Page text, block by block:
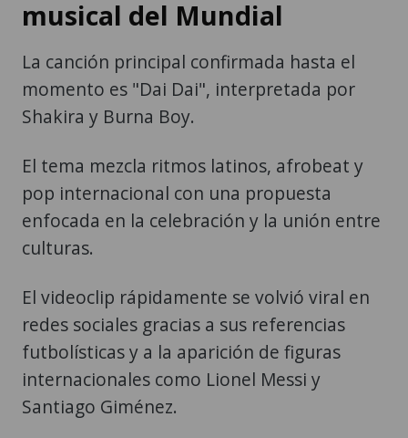
musical del Mundial
La canción principal confirmada hasta el
momento es "Dai Dai", interpretada por
Shakira y Burna Boy.
El tema mezcla ritmos latinos, afrobeat y
pop internacional con una propuesta
enfocada en la celebración y la unión entre
culturas.
El videoclip rápidamente se volvió viral en
redes sociales gracias a sus referencias
futbolísticas y a la aparición de figuras
internacionales como Lionel Messi y
Santiago Giménez.